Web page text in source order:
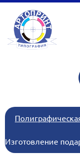
О КОМПАНИИ
УСЛУГИ
КАТАЛОГ
ТРЕБОВАНИЯ К
НОВОСТИ
КОНТАКТЫ
Изготовление